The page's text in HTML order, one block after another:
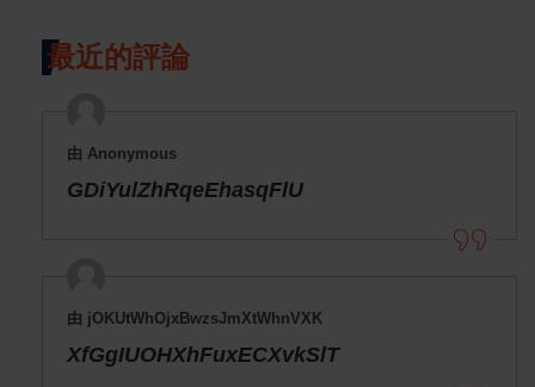
最近的評論
由 Anonymous
GDiYulZhRqeEhasqFlU
由 jOKUtWhOjxBwzsJmXtWhnVXK
XfGgIUOHXhFuxECXvkSlT